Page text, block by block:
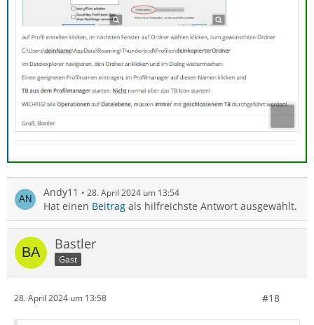
Andy11 28. April 2024 um 13:54
Hat einen Beitrag als hilfreichste Antwort ausgewählt.
Bastler
Gast
28. April 2024 um 13:58 #18